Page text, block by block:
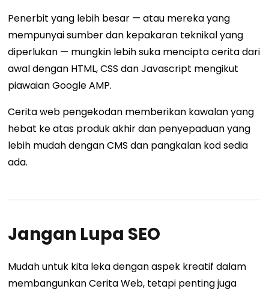
Penerbit yang lebih besar — ​​atau mereka yang
mempunyai sumber dan kepakaran teknikal yang
diperlukan — mungkin lebih suka mencipta cerita dari
awal dengan HTML, CSS dan Javascript mengikut
piawaian Google AMP.
Cerita web pengekodan memberikan kawalan yang
hebat ke atas produk akhir dan penyepaduan yang
lebih mudah dengan CMS dan pangkalan kod sedia
ada.
Jangan Lupa SEO
Mudah untuk kita leka dengan aspek kreatif dalam
membangunkan Cerita Web, tetapi penting juga